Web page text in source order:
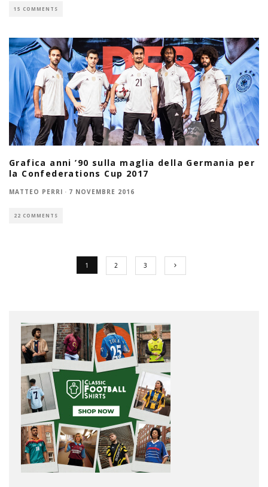
15 COMMENTS
Grafica anni ’90 sulla maglia della Germania per
la Confederations Cup 2017
MATTEO PERRI · 7 NOVEMBRE 2016
22 COMMENTS
1 2 3